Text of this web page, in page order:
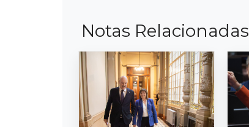
Notas Relacionadas